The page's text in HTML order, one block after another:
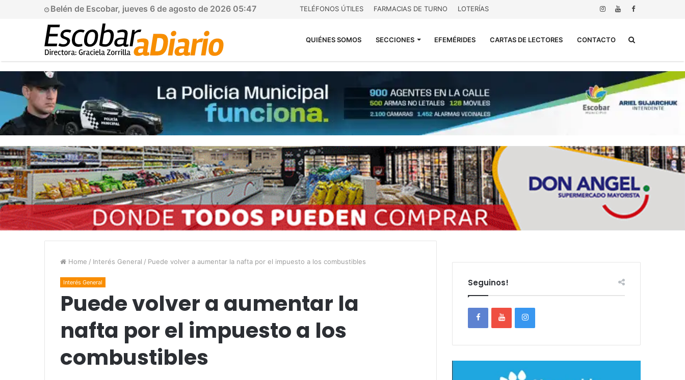
Belén de Escobar, jueves 6 de agosto de 2026 05:47 TELÉFONOS ÚTILES FARMACIAS DE TURNO LOTERÍAS
QUIÉNES SOMOS SECCIONES EFEMÉRIDES CARTAS DE LECTORES CONTACTO
Home / Interés General / Puede volver a aumentar la nafta por el impuesto a los combustibles
Interés General
Puede volver a aumentar la
nafta por el impuesto a los
combustibles
Seguinos!